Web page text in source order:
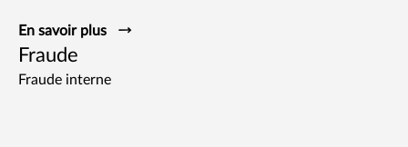
En savoir plus
Fraude
Fraude interne